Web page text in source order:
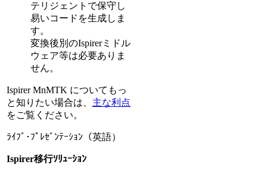
テリジェントで保守し
易いコードを生成しま
す。
変換後別のIspirerミドル
ウェア等は必要ありま
せん。
Ispirer MnMTK についてもっ
と知りたい場合は、 主な利点
をご覧ください。
ﾗｲﾌﾞ･ﾌﾟﾚｾﾞﾝﾃｰｼｮﾝ（英語）
Ispirer移行ｿﾘｭｰｼｮﾝ